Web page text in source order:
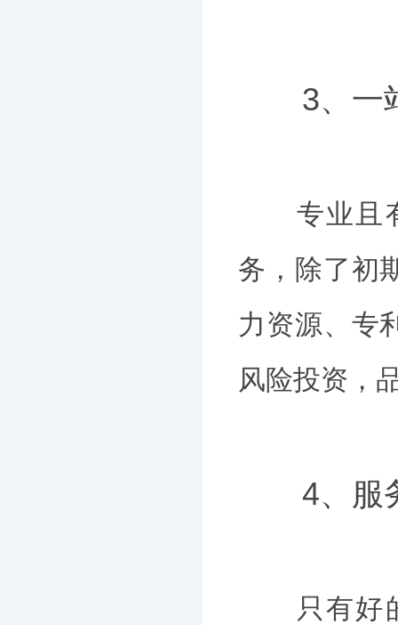
3、一
专业且有
务，除了初
力资源、专
风险投资，
4、服
只有好的